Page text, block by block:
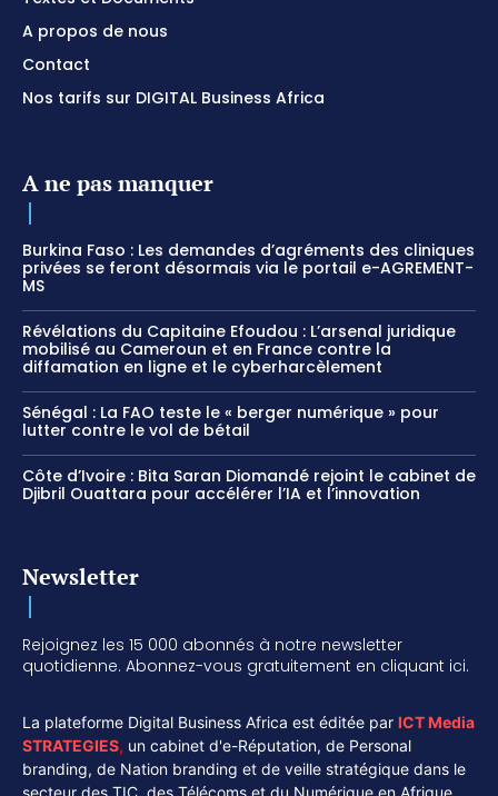
A propos de nous
Contact
Nos tarifs sur DIGITAL Business Africa
A ne pas manquer
Burkina Faso : Les demandes d’agréments des cliniques
privées se feront désormais via le portail e-AGREMENT-
MS
Révélations du Capitaine Efoudou : L’arsenal juridique
mobilisé au Cameroun et en France contre la
diffamation en ligne et le cyberharcèlement
Sénégal : La FAO teste le « berger numérique » pour
lutter contre le vol de bétail
Côte d’Ivoire : Bita Saran Diomandé rejoint le cabinet de
Djibril Ouattara pour accélérer l’IA et l’innovation
Newsletter
Rejoignez les 15 000 abonnés à notre newsletter
quotidienne. Abonnez-vous gratuitement en cliquant ici.
La plateforme Digital Business Africa est éditée par ICT Media
STRATEGIES, un cabinet d'e-Réputation, de Personal
branding, de Nation branding et de veille stratégique dans le
secteur des TIC, des Télécoms et du Numérique en Afrique.